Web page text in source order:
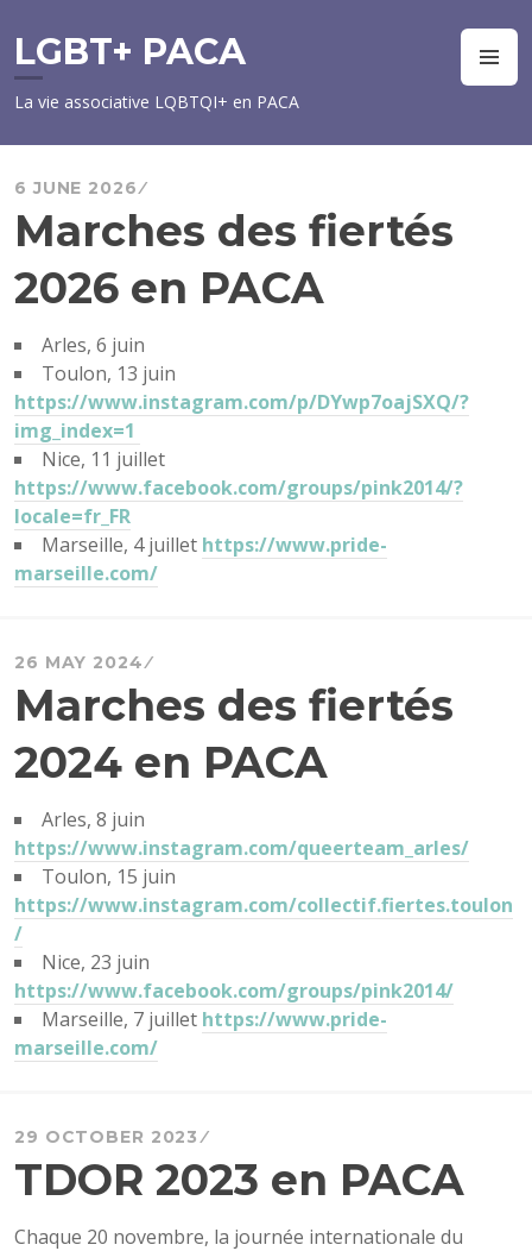
to
content
LGBT+ PACA
La vie associative LQBTQI+ en PACA
6 JUNE 2026
Marches des fiertés
2026 en PACA
Arles, 6 juin
Toulon, 13 juin
https://www.instagram.com/p/DYwp7oajSXQ/?
img_index=1
Nice, 11 juillet
https://www.facebook.com/groups/pink2014/?
locale=fr_FR
Marseille, 4 juillet https://www.pride-
marseille.com/
26 MAY 2024
Marches des fiertés
2024 en PACA
Arles, 8 juin
https://www.instagram.com/queerteam_arles/
Toulon, 15 juin
https://www.instagram.com/collectif.fiertes.toulon
/
Nice, 23 juin
https://www.facebook.com/groups/pink2014/
Marseille, 7 juillet https://www.pride-
marseille.com/
29 OCTOBER 2023
TDOR 2023 en PACA
Chaque 20 novembre, la journée internationale du